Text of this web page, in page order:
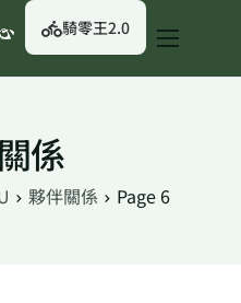
騎零王2.0
係
夥伴關係 Page 6